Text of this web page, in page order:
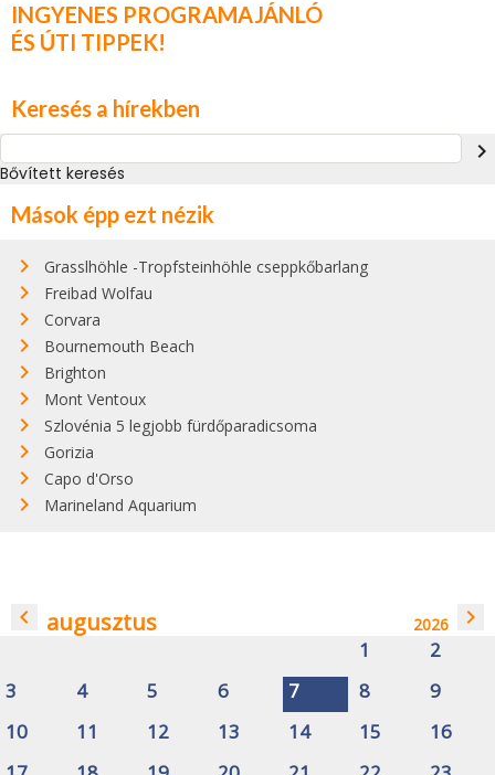
INGYENES PROGRAMAJÁNLÓ
ÉS ÚTI TIPPEK!
Keresés a hírekben
navigate_next
Bővített keresés
Mások épp ezt nézik
Grasslhöhle -Tropfsteinhöhle cseppkőbarlang
Freibad Wolfau
Corvara
Bournemouth Beach
Brighton
Mont Ventoux
Szlovénia 5 legjobb fürdőparadicsoma
Gorizia
Capo d'Orso
Marineland Aquarium
navigate_before augusztus 2026 navigate_next
1
2
3
4 5 6 7 8
9
10
11 12 13 14 15
16